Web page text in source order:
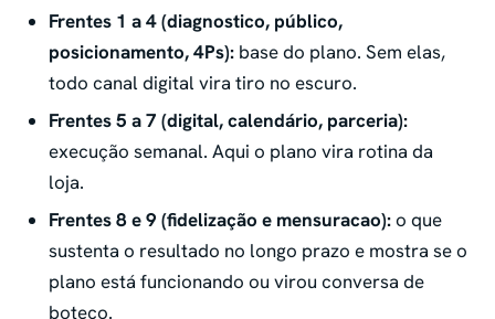
Frentes 1 a 4 (diagnostico, público,
posicionamento, 4Ps): base do plano. Sem elas,
todo canal digital vira tiro no escuro.
Frentes 5 a 7 (digital, calendário, parceria):
execução semanal. Aqui o plano vira rotina da
loja.
Frentes 8 e 9 (fidelização e mensuracao):o que
sustenta o resultado no longo prazo e mostra se o
plano está funcionando ou virou conversa de
boteco.